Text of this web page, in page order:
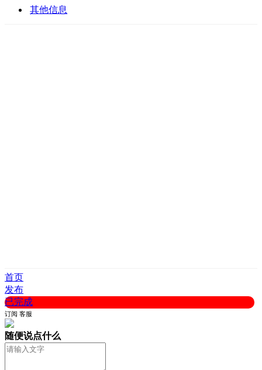
其他信息
首页
发布
已完成
订阅 客服
随便说点什么